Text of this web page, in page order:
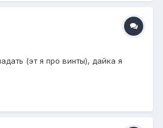
(эт я про винты), дайка я